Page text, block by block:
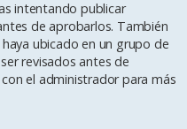
intentando publicar
de aprobarlos. También
ubicado en un grupo de
revisados antes de
el administrador para más